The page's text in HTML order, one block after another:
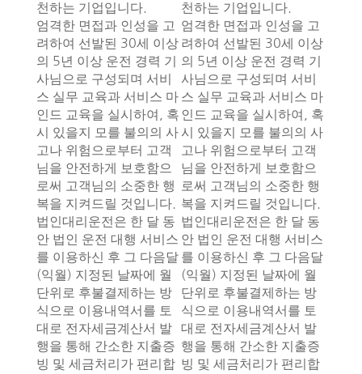
천하는 기업입니다.
엄격한 면접과 인성을 고
려하여 선발된 30세 이상
의 5년 이상 운전 경력 기
사님으로 구성되며 서비
스 실무 교육과 서비스 마
인드 교육을 실시하여, 혹
시 있을지 모를 불의의 사
고나 위험으로부터 고객
님을 안전하게 보호함으
로써 고객님의 소중한 행
복을 지켜드릴 것입니다.
법인대리운전은 한 달 동
안 법인 운전 대행 서비스
를 이용하신 후 그 다음달
(익월) 지정된 날짜에 월
단위로 후불결제하는 방
식으로 이용내역서를 토
대로 전자세금계산서 발
행을 통해 간소한 지출증
빙 및 세금처리가 편리합
천하는 기업입니다.
엄격한 면접과 인성을 고
려하여 선발된 30세 이상
의 5년 이상 운전 경력 기
사님으로 구성되며 서비
스 실무 교육과 서비스 마
인드 교육을 실시하여, 혹
시 있을지 모를 불의의 사
고나 위험으로부터 고객
님을 안전하게 보호함으
로써 고객님의 소중한 행
복을 지켜드릴 것입니다.
법인대리운전은 한 달 동
안 법인 운전 대행 서비스
를 이용하신 후 그 다음달
(익월) 지정된 날짜에 월
단위로 후불결제하는 방
식으로 이용내역서를 토
대로 전자세금계산서 발
행을 통해 간소한 지출증
빙 및 세금처리가 편리합